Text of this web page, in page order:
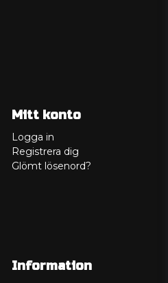
Mitt konto
Logga in
Registrera dig
Glömt lösenord?
Information